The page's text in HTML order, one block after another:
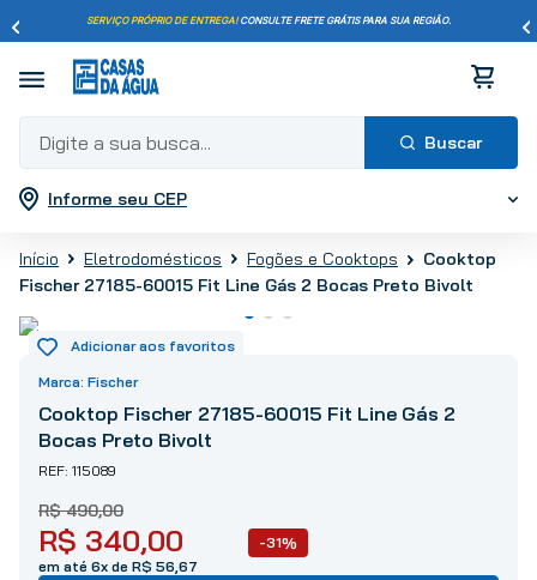
SERVIÇO PRÓPRIO DE ENTREGA!CONSULTE FRETE GRÁTIS PARA SUA REGIÃO.
Digite a sua busca...
Informe seu CEP
Eletrodomésticos Fogões e Cooktops
Cooktop
Fischer 27185-60015 Fit Line Gás 2 Bocas Preto Bivolt
Fischer
Cooktop Fischer 27185-60015 Fit Line Gás 2
Bocas Preto Bivolt
115089
R$ 340,00
R$ 490,00
-31%
em até 6x de R$ 56,67
Termos mais buscados
2
porcelanato
4
º
revestimento
5º
vaso sanitário
6º
chuveiro
7º
cimento
8º
torneira
9º
telha
10º tinta